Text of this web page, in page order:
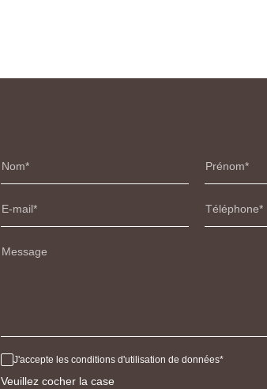
Nom Prénom
E-mail Téléphone
Message
J'accepte les conditions d'utilisation de données
Veuillez cocher la case